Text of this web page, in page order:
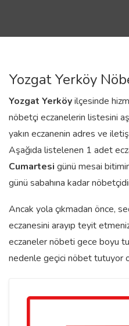
Yozgat Yerköy
Yozgat Yerköyilçesinde
nöbetçi eczanelerin listesini
yakın eczanenin adres ve
Aşağıda listelenen 1 adet
Cumartesi günü mesai
günü sabahına kadar
Ancak yola çıkmadan önce,
eczanesini arayıp teyit
eczaneler nöbeti gece boyu
nedenle geçici nöbet tutuyor